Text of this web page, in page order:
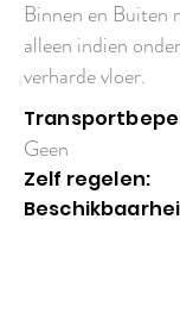
Binnen en Buiten
alleen indien
verharde vloer.
Geen
Zelf regelen: